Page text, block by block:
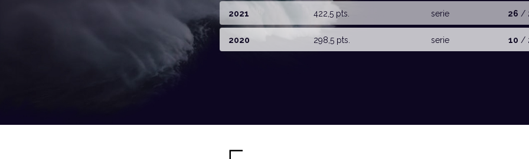
2021 422,5 pts. serie 26 /
2020 298,5 pts. serie 10 /